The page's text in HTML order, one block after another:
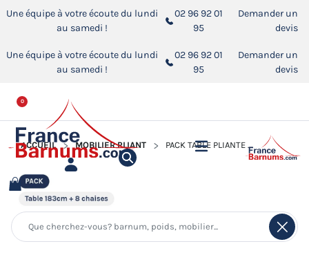
Une équipe à votre écoute du lundi
au samedi !
02 96 92 01
95
Demander un
devis
Une équipe à votre écoute du lundi
au samedi !
02 96 92 01
95
Demander un
devis
0
ACCUEIL MOBILIER PLIANT PACK TABLE PLIANTE RECTANGULAIRE 183CM + 8 CHAISES PLIANTES EN BLANC OU GRIS